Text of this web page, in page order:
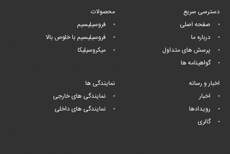
دسترسی سریع
صفحه اصلی
درباره ما
پرسش های متداول
گواهینامه ها
محصولات
فروسیلیسیم
فروسیلیسیم با خلوص بالا
میکروسیلیکا
اخبار و رسانه
اخبار
رویدادها
گالری
نمایندگی ها
نمایندگی های خارجی
نمایندگی های داخلی